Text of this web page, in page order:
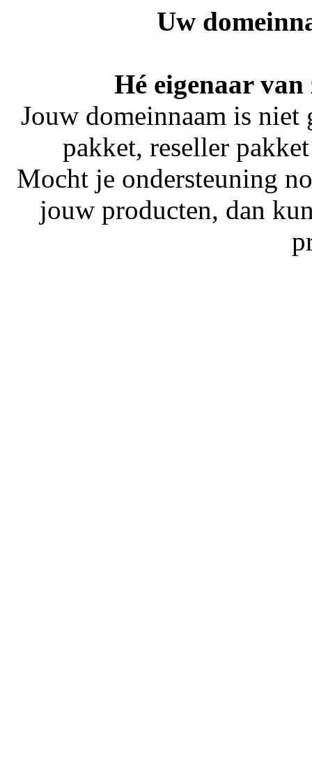
Uw
Hé eigenaar
Jouw domeinnaam is
pakket, reseller
Mocht je ondersteuning
jouw producten, dan